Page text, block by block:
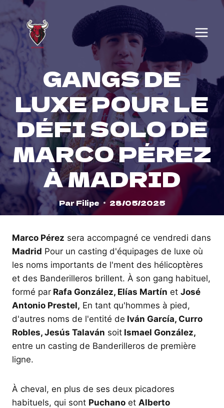
to
content
GANGS DE
LUXE POUR LE
DÉFI SOLO DE
MARCO PÉREZ
À MADRID
Par Filipe 28/05/2025
Marco Pérez sera accompagné ce vendredi dans
Madrid Pour un casting d'équipages de luxe où
les noms importants de l'ment des hélicoptères
et des Banderilleros brillent. À son gang habituel,
formé par Rafa González, Elías Martín et José
Antonio Prestel, En tant qu'hommes à pied,
d'autres noms de l'entité de Iván García, Curro
Robles, Jesús Talaván soit Ismael González,
entre un casting de Banderilleros de première
ligne.
À cheval, en plus de ses deux picadores
habituels, qui sont Puchano et Alberto